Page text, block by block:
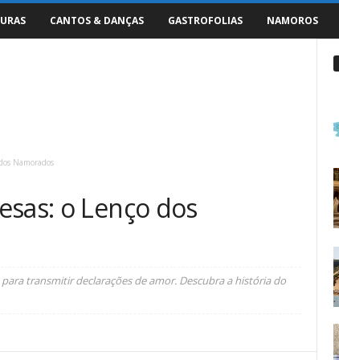
CANTOS & DANÇAS GASTROFOLIAS NAMOROS
Namorados
o Lenço dos
transmitir declarações de amor. Descubra a história do